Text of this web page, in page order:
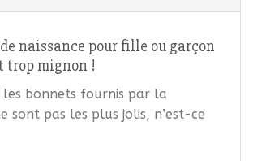
naissance pour fille ou garçon
trop mignon !
les bonnets fournis par la
sont pas les plus jolis, n’est-ce